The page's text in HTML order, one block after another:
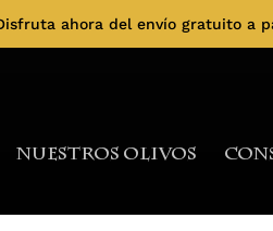
ahora del envío gratuito a
Nuestros Olivos